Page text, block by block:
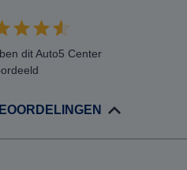
dit Auto5 Center